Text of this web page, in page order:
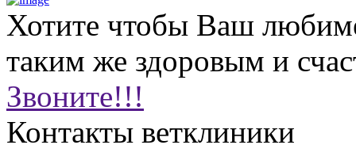
Хотите чтобы Ваш
таким же здоровым и
Звоните!!!
Контакты ветклиники